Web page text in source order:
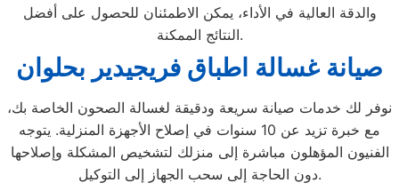
والدقة العالية في الأداء، يمكن الاطمئنان للحصول على أفضل
النتائج الممكنة.
صيانة غسالة اطباق فريجيدير بحلوان
نوفر لك خدمات صيانة سريعة ودقيقة لغسالة الصحون الخاصة بك،
مع خبرة تزيد عن 10 سنوات في إصلاح الأجهزة المنزلية. يتوجه
الفنيون المؤهلون مباشرة إلى منزلك لتشخيص المشكلة وإصلاحها
دون الحاجة إلى سحب الجهاز إلى التوكيل.